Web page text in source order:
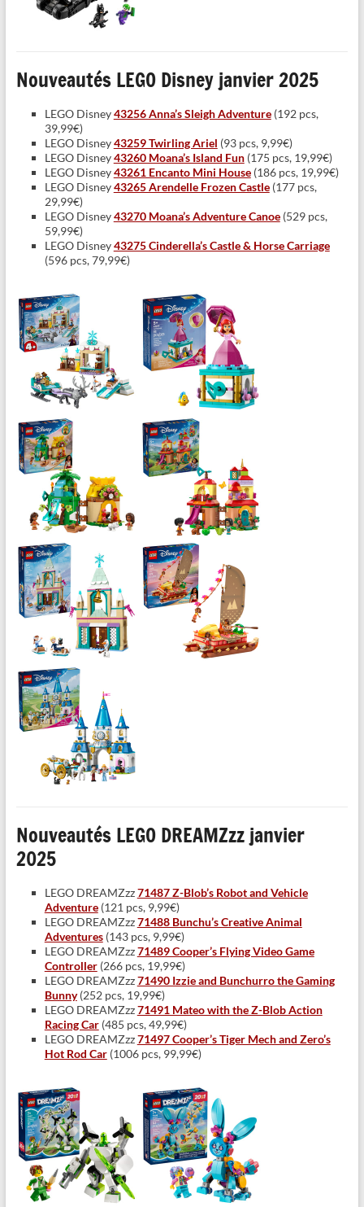
Nouveautés LEGO Disney janvier 2025
LEGO Disney43256 Anna’s Sleigh Adventure(192 pcs,
39,99€)
LEGO Disney43259 Twirling Ariel (93 pcs, 9,99€)
LEGO Disney43260 Moana’s Island Fun(175 pcs, 19,99€)
LEGO Disney43261 Encanto Mini House(186 pcs, 19,99€)
LEGO Disney43265 Arendelle Frozen Castle(177 pcs,
29,99€)
LEGO Disney43270 Moana’s Adventure Canoe(529 pcs,
59,99€)
LEGO Disney43275 Cinderella’s Castle & Horse Carriage
(596 pcs, 79,99€)
Nouveautés LEGO DREAMZzz janvier
2025
LEGO DREAMZzz71487 Z-Blob’s Robot and Vehicle
Adventure(121 pcs, 9,99€)
LEGO DREAMZzz71488 Bunchu’s Creative Animal
Adventures(143 pcs, 9,99€)
LEGO DREAMZzz71489 Cooper’s Flying Video Game
Controller(266 pcs, 19,99€)
LEGO DREAMZzz71490 Izzie and Bunchurro the Gaming
Bunny(252 pcs, 19,99€)
LEGO DREAMZzz71491 Mateo with the Z-Blob Action
Racing Car(485 pcs, 49,99€)
LEGO DREAMZzz71497 Cooper’s Tiger Mech and Zero’s
Hot Rod Car(1006 pcs, 99,99€)